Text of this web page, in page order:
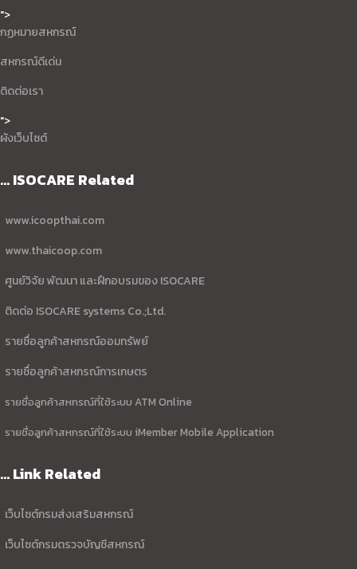
">
กฏหมายสหกรณ์
สหกรณ์ดีเด่น
ติดต่อเรา
">
ผังเว็บไซต์
... ISOCARE Related
www.icoopthai.com
www.thaicoop.com
ศูนย์วิจัย พัฒนา และฝึกอบรมของ ISOCARE
ติดต่อ ISOCARE systems Co.;Ltd.
รายชื่อลูกค้าสหกรณ์ออมทรัพย์
รายชื่อลูกค้าสหกรณ์การเกษตร
รายชื่อลูกค้าสหกรณ์ที่ใช้ระบบ ATM Online
รายชื่อลูกค้าสหกรณ์ที่ใช้ระบบ iMember Mobile Application
... Link Related
เว็บไซต์กรมส่งเสริมสหกรณ์
เว็บไซต์กรมตรวจบัญชีสหกรณ์